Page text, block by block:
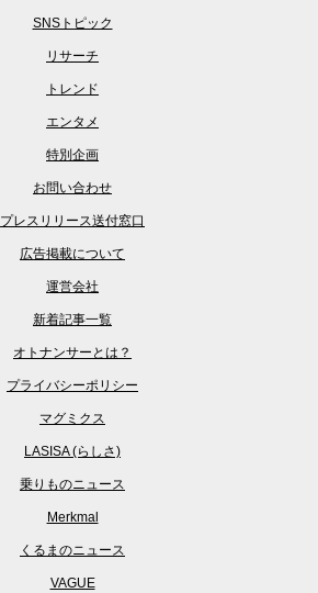
SNSトピック
リサーチ
トレンド
エンタメ
特別企画
お問い合わせ
プレスリリース送付窓口
広告掲載について
運営会社
新着記事一覧
オトナンサーとは？
プライバシーポリシー
マグミクス
LASISA (らしさ)
乗りものニュース
Merkmal
くるまのニュース
VAGUE